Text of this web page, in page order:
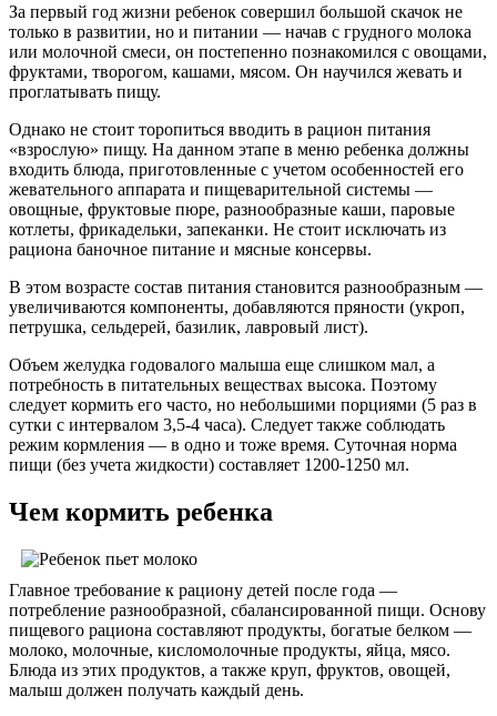
За первый год жизни ребенок совершил большой скачок не
только в развитии, но и питании — начав с грудного молока
или молочной смеси, он постепенно познакомился с овощами,
фруктами, творогом, кашами, мясом. Он научился жевать и
проглатывать пищу.
Однако не стоит торопиться вводить в рацион питания
«взрослую» пищу. На данном этапе в меню ребенка должны
входить блюда, приготовленные с учетом особенностей его
жевательного аппарата и пищеварительной системы —
овощные, фруктовые пюре, разнообразные каши, паровые
котлеты, фрикадельки, запеканки. Не стоит исключать из
рациона баночное питание и мясные консервы.
В этом возрасте состав питания становится разнообразным —
увеличиваются компоненты, добавляются пряности (укроп,
петрушка, сельдерей, базилик, лавровый лист).
Объем желудка годовалого малыша еще слишком мал, а
потребность в питательных веществах высока. Поэтому
следует кормить его часто, но небольшими порциями (5 раз в
сутки с интервалом 3,5-4 часа). Следует также соблюдать
режим кормления — в одно и тоже время. Суточная норма
пищи (без учета жидкости) составляет 1200-1250 мл.
Чем кормить ребенка
Главное требование к рациону детей после года —
потребление разнообразной, сбалансированной пищи. Основу
пищевого рациона составляют продукты, богатые белком —
молоко, молочные, кисломолочные продукты, яйца, мясо.
Блюда из этих продуктов, а также круп, фруктов, овощей,
малыш должен получать каждый день.